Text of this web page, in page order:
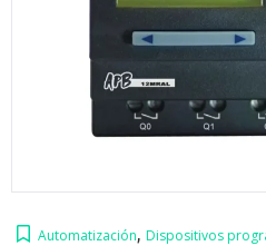
Automatización, Dispositivos